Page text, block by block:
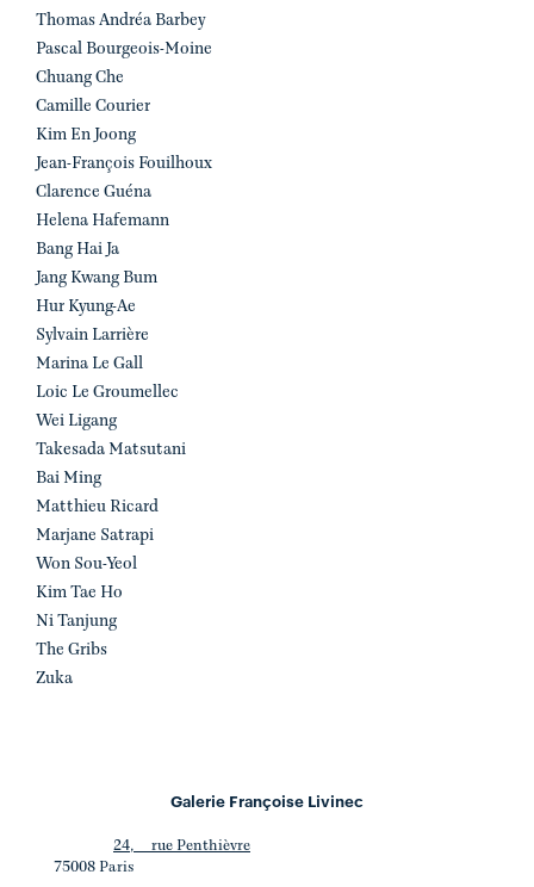
Thomas Andréa Barbey
Pascal Bourgeois-Moine
Chuang Che
Camille Courier
Kim En Joong
Jean-François Fouilhoux
Clarence Guéna
Helena Hafemann
Bang Hai Ja
Jang Kwang Bum
Hur Kyung-Ae
Sylvain Larrière
Marina Le Gall
Loic Le Groumellec
Wei Ligang
Takesada Matsutani
Bai Ming
Matthieu Ricard
Marjane Satrapi
Won Sou-Yeol
Kim Tae Ho
Ni Tanjung
The Gribs
Zuka
Galerie Françoise Livinec
24, rue Penthièvre
75008 Paris